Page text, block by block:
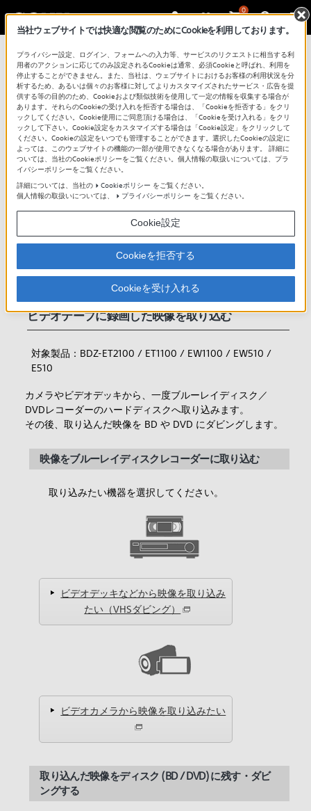
0
他機器とつなぐ
やりたいことを選択
お使いのBD/DVDレコーダ
ハードディスクへダビング
ハードディスクからBD/DVD
ビデオテープに録画した映像を取り込む
対象製品：BDZ-ET2100 / ET1100 / EW1100 / EW510 /
E510
カメラやビデオデッキから、一度ブルーレイディスク／
DVDレコーダーのハードディスクへ取り込みます。
その後、取り込んだ映像を BD や DVD にダビングします。
映像をブルーレイディスクレコーダーに取り込む
取り込みたい機器を選択してください。
ビデオデッキなどから映像を取り込み
たい（VHSダビング）
ビデオカメラから映像を取り込みたい
取り込んだ映像をディスク (BD / DVD) に残す・ダビ
ングする
当社ウェブサイトでは快適な閲覧のためにCookieを利用しております。
プライバシー設定、ログイン、フォームへの入力等、サービスのリクエストに相当する利
用者のアクションに応じてのみ設定されるCookieは通常、必須Cookieと呼ばれ、利用を
停止することができません。また、当社は、ウェブサイトにおけるお客様の利用状況を分
析するため、あるいは個々のお客様に対してよりカスタマイズされたサービス・広告を提
供する等の目的のため、Cookieおよび類似技術を使用して一定の情報を収集する場合が
あります。それらのCookieの受け入れを拒否する場合は、「Cookieを拒否する」をクリ
ックしてください。Cookie使用にご同意頂ける場合は、「Cookieを受け入れる」をクリ
ックして下さい。Cookie設定をカスタマイズする場合は「Cookie設定」をクリックして
ください。Cookieの設定をいつでも管理することができます。選択したCookieの設定に
よっては、このウェブサイトの機能の一部が使用できなくなる場合があります。 詳細に
ついては、当社のCookieポリシーをご覧ください。個人情報の取扱いについては、プラ
イバシーポリシーをご覧ください。
詳細については、当社の
Cookieポリシー をご覧ください。
個人情報の取扱いについては、
プライバシーポリシー をご覧ください。
Cookie設定
Cookieを拒否する
Cookieを受け入れる